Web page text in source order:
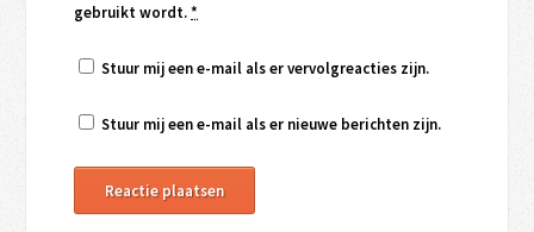
gebruikt wordt.*
Stuur mij een e-mail als er vervolgreacties zijn.
Stuur mij een e-mail als er nieuwe berichten zijn.